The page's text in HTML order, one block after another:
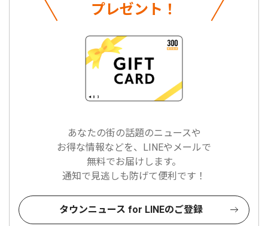
プレゼント！
あなたの街の話題のニュースや
お得な情報などを、LINEやメールで
無料でお届けします。
通知で見逃しも防げて便利です！
タウンニュース for LINEのご登録